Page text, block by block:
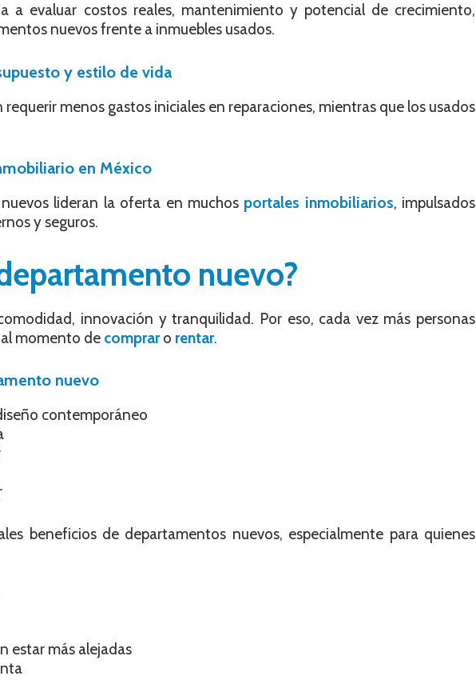
a evaluar costos reales, mantenimiento y potencial de crecimiento,
nuevos frente a inmuebles usados.
y estilo de vida
menos gastos iniciales en reparaciones, mientras que los usados
en México
lideran la oferta en muchos portales inmobiliarios, impulsados
y seguros.
nuevo?
innovación y tranquilidad. Por eso, cada vez más personas
momento de compraro rentar.
nuevo
contemporáneo
beneficios de departamentos nuevos, especialmente para quienes
estar más alejadas